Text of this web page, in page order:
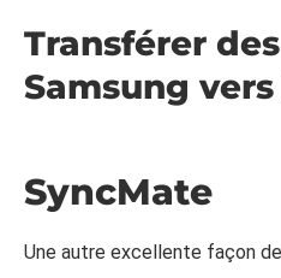
Transférer
Samsung
SyncMate
Une autre excellente façon